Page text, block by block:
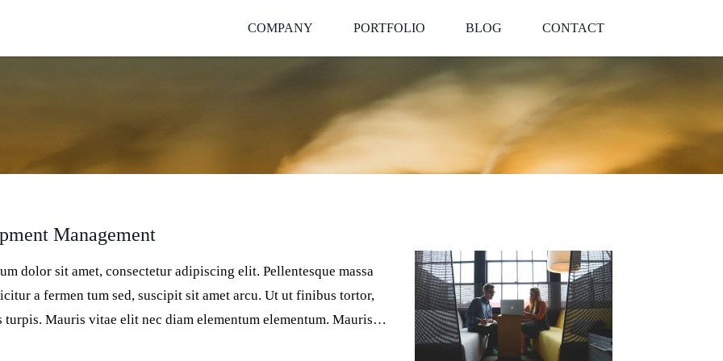
COMPANY PORTFOLIO BLOG CONTACT
Management
dolor sit amet, consectetur adipiscing elit. Pellentesque massa
a fermen tum sed, suscipit sit amet arcu. Ut ut finibus tortor,
turpis. Mauris vitae elit nec diam elementum elementum. Mauris…